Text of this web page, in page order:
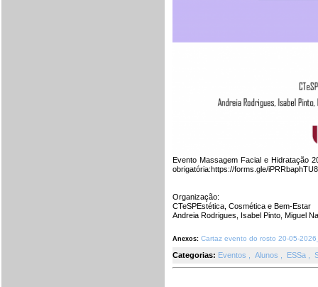
Evento Massagem Facial e Hidratação
obrigatória:https://forms.gle/
Organização:
CTeSPEstética, Cosmética e Bem-Estar
Andreia Rodrigues, Isabel Pinto, Miguel
Anexos: Cartaz evento do rosto 20-05-
Categorias: Eventos Alunos ESSa